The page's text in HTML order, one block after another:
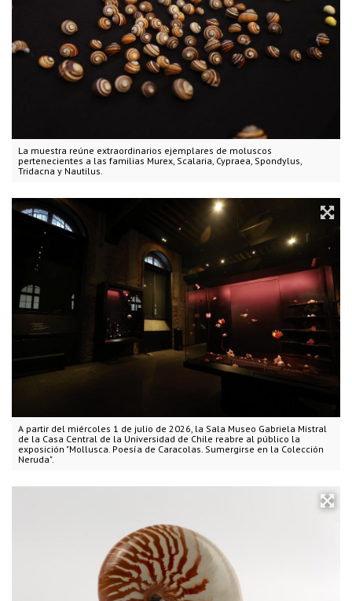
La muestra reúne extraordinarios ejemplares de moluscos
pertenecientes a las familias Murex, Scalaria, Cypraea, Spondylus,
Tridacna y Nautilus.
A partir del miércoles 1 de julio de 2026, la Sala Museo Gabriela Mistral
de la Casa Central de la Universidad de Chile reabre al público la
exposición "Mollusca. Poesía de Caracolas. Sumergirse en la Colección
Neruda".